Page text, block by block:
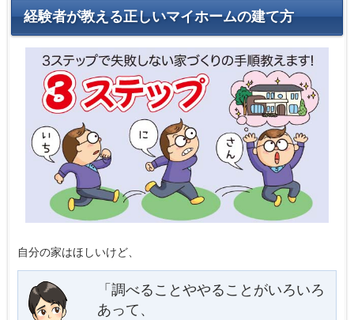
経験者が教える正しいマイホームの建て方
自分の家はほしいけど、
「調べることややることがいろいろ
あって、